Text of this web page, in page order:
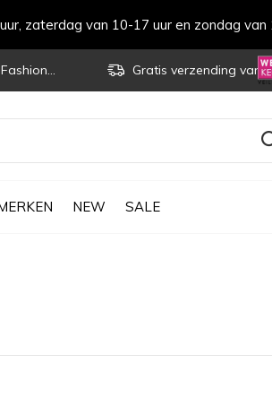
NEW SALE
Gratis verzending vanaf €
zaterdag van 10-17 uur en zondag van